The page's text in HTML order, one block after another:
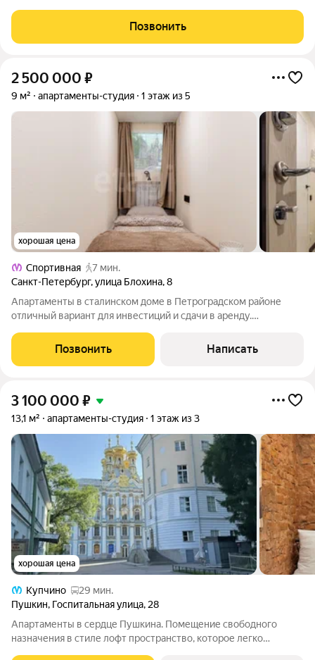
домe с богатoй иcториeй - Усадьба Демидовых - большой
особняк с яблоневым садом!!!
Позвонить
2 500 000 ₽
9 м² апартаменты-студия 1 этаж из 5
хорошая цена
Спортивная
7 мин.
Санкт-Петербург,улица Блохина,8
Апартаменты в сталинском доме в Петроградском районе
отличный вариант для инвестиций и сдачи в аренду.
полностью готово к проживанию: вся мебель и техника новые
и остаются новому владельцу.
Позвонить Написать
3 100 000 ₽
13,1 м² апартаменты-студия 1 этаж из 3
хорошая цена
Купчино
29 мин.
Пушкин, Госпитальная улица, 28
Апартаменты в сердце Пушкина. Помещение свободного
назначения в стиле лофт пространство, которое легко